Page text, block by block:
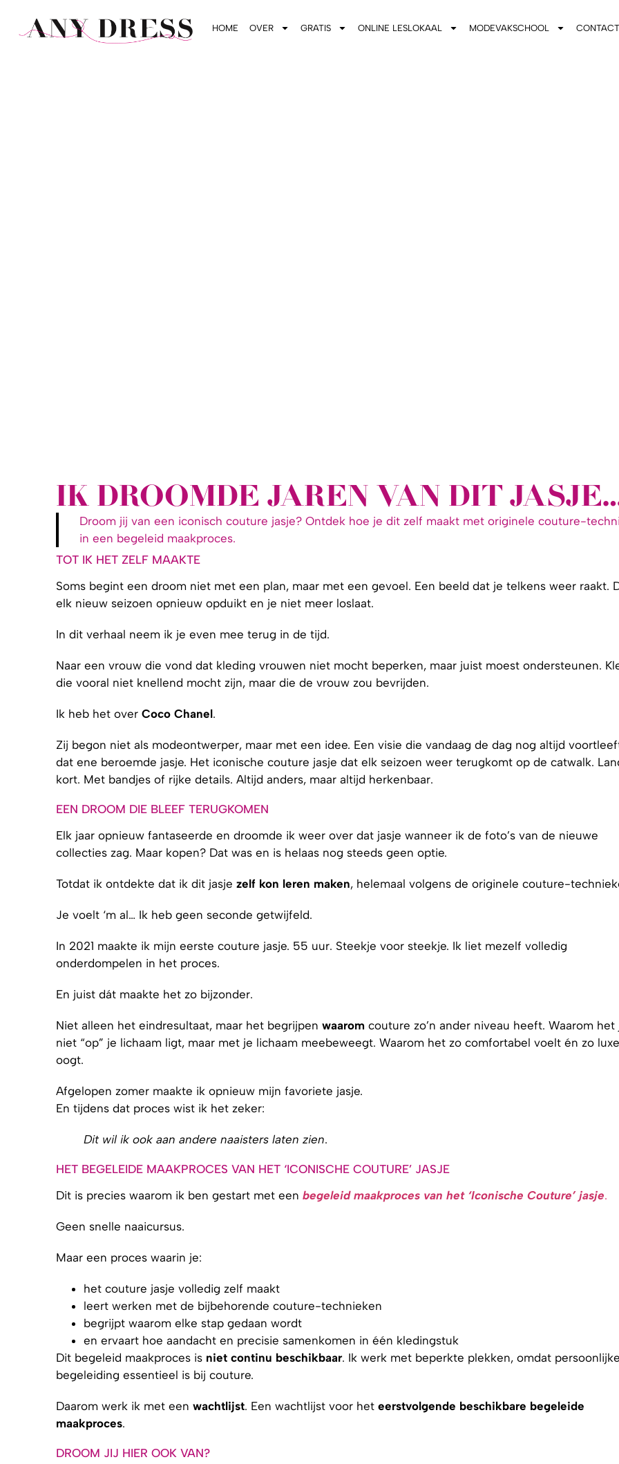
HOME OVER GRATIS ONLINE LESLOKAAL MODEVAKSCHOOL
IK DROOMDE JAREN VAN DIT
Droom jij van een iconisch couture jasje? Ontdek hoe je dit zelf maakt met originele couture-
in een begeleid maakproces.
TOT IK HET ZELF MAAKTE
Soms begint een droom niet met een plan, maar met een gevoel. Een beeld dat je telkens weer raakt.
elk nieuw seizoen opnieuw opduikt en je niet meer loslaat.
In dit verhaal neem ik je even mee terug in de tijd.
Naar een vrouw die vond dat kleding vrouwen niet mocht beperken, maar juist moest ondersteunen.
die vooral niet knellend mocht zijn, maar die de vrouw zou bevrijden.
Ik heb het over Coco Chanel.
Zij begon niet als modeontwerper, maar met een idee. Een visie die vandaag de dag nog altijd
dat ene beroemde jasje. Het iconische couture jasje dat elk seizoen weer terugkomt op de catwalk.
kort. Met bandjes of rijke details. Altijd anders, maar altijd herkenbaar.
EEN DROOM DIE BLEEF TERUGKOMEN
Elk jaar opnieuw fantaseerde en droomde ik weer over dat jasje wanneer ik de foto’s van de nieuwe
collecties zag. Maar kopen? Dat was en is helaas nog steeds geen optie.
Totdat ik ontdekte dat ik dit jasje zelf kon leren maken, helemaal volgens de originele couture-
Je voelt ‘m al… Ik heb geen seconde getwijfeld.
In 2021 maakte ik mijn eerste couture jasje. 55 uur. Steekje voor steekje. Ik liet mezelf volledig
onderdompelen in het proces.
En juist dát maakte het zo bijzonder.
Niet alleen het eindresultaat, maar het begrijpen waaromcouture zo’n ander niveau heeft. Waarom het
niet “op” je lichaam ligt, maar met je lichaam meebeweegt. Waarom het zo comfortabel voelt én zo luxe
oogt.
Afgelopen zomer maakte ik opnieuw mijn favoriete jasje.
En tijdens dat proces wist ik het zeker:
Dit wil ik ook aan andere naaisters laten zien.
HET BEGELEIDE MAAKPROCES VAN HET ‘ICONISCHE COUTURE’ JASJE
Dit is precies waarom ik ben gestart met een begeleid maakproces van het ‘Iconische Couture’ jasje.
Geen snelle naaicursus.
Maar een proces waarin je:
het couture jasje volledig zelf maakt
leert werken met de bijbehorende couture-technieken
begrijpt waarom elke stap gedaan wordt
en ervaart hoe aandacht en precisie samenkomen in één kledingstuk
Dit begeleid maakproces is niet continu beschikbaar. Ik werk met beperkte plekken, omdat
begeleiding essentieel is bij couture.
Daarom werk ik met een wachtlijst. Een wachtlijst voor het eerstvolgende beschikbare begeleide
maakproces.
DROOM JIJ HIER OOK VAN?